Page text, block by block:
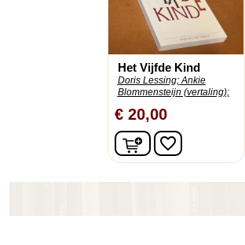
Het Vijfde Kind
Doris Lessing; Ankie
Blommensteijn (vertaling);
€ 20,00
In winkelwagen
favorite_border